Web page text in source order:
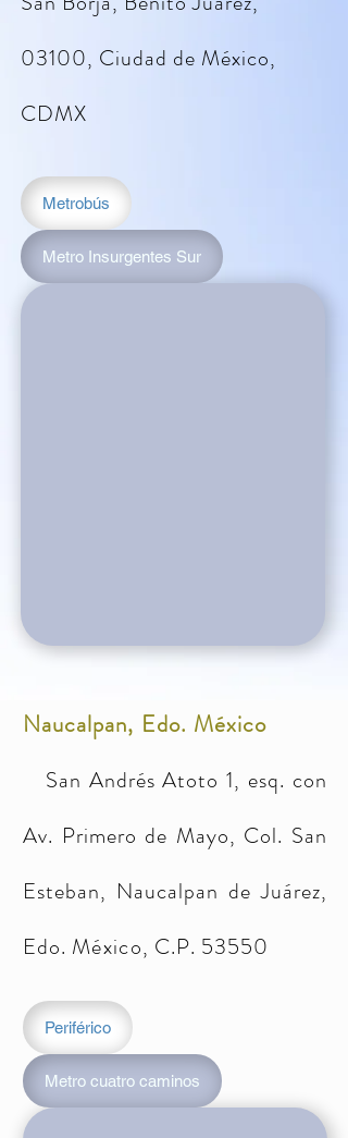
03100, Ciudad de México,
CDMX
Metrobús
Metro Insurgentes Sur
Naucalpan, Edo. México
San Andrés Atoto 1, esq. con
Av. Primero de Mayo, Col. San
Esteban, Naucalpan de Juárez,
Edo. México, C.P. 53550
Periférico
Metro cuatro caminos